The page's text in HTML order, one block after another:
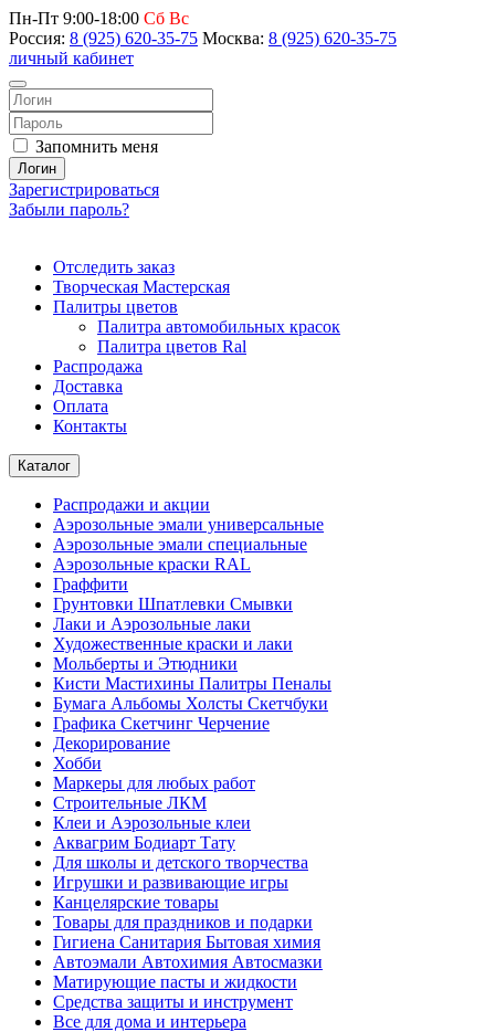
Пн-Пт 9:00-18:00 Сб Вс
Россия: 8 (925) 620-35-75 Москва: 8 (925) 620-35-75
личный кабинет
Запомнить меня
Логин
Зарегистрироваться
Забыли пароль?
Отследить заказ
Творческая Мастерская
Палитры цветов
Палитра автомобильных красок
Палитра цветов Ral
Распродажа
Доставка
Оплата
Контакты
Каталог
Распродажи и акции
Аэрозольные эмали универсальные
Аэрозольные эмали специальные
Аэрозольные краски RAL
Граффити
Грунтовки Шпатлевки Смывки
Лаки и Аэрозольные лаки
Художественные краски и лаки
Мольберты и Этюдники
Кисти Мастихины Палитры Пеналы
Бумага Альбомы Холсты Скетчбуки
Графика Скетчинг Черчение
Декорирование
Хобби
Маркеры для любых работ
Строительные ЛКМ
Клеи и Аэрозольные клеи
Аквагрим Бодиарт Тату
Для школы и детского творчества
Игрушки и развивающие игры
Канцелярские товары
Товары для праздников и подарки
Гигиена Санитария Бытовая химия
Автоэмали Автохимия Автосмазки
Матирующие пасты и жидкости
Средства защиты и инструмент
Все для дома и интерьера